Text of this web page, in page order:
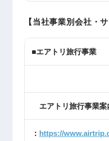
【当社事業別会社・
■エアトリ旅行事業
エアトリ旅行事業案
： https://